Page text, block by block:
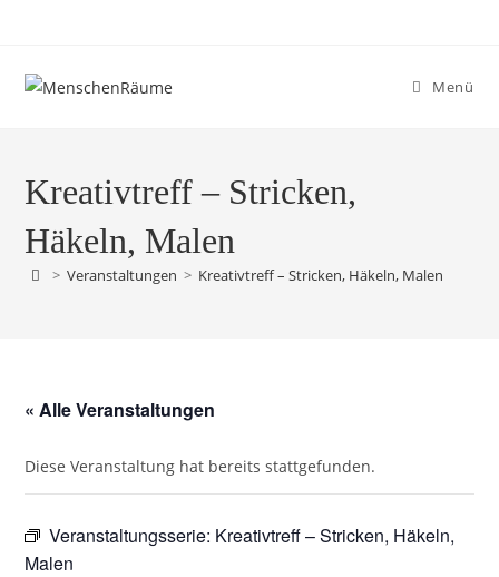
Menü
Kreativtreff – Stricken,
Häkeln, Malen
> Veranstaltungen > Kreativtreff – Stricken, Häkeln, Malen
« Alle Veranstaltungen
Diese Veranstaltung hat bereits stattgefunden.
Veranstaltungsserie: Kreativtreff – Stricken, Häkeln,
Malen